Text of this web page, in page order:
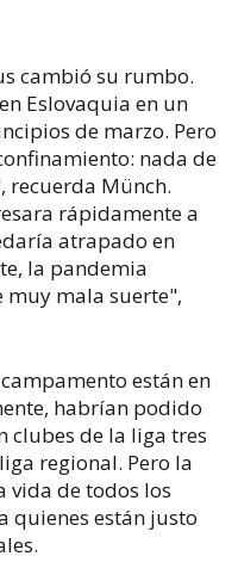
cambió su rumbo.
Eslovaquia en un
de marzo. Pero
nada de
Münch.
rápidamente a
atrapado en
la pandemia
mala suerte",
están en
habrían podido
clubes de la liga tres
regional. Pero la
vida de todos los
quienes están justo